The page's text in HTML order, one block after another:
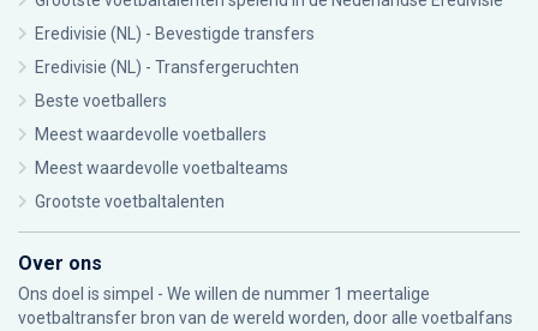
Eredivisie (NL) - Bevestigde transfers
Eredivisie (NL) - Transfergeruchten
Beste voetballers
Meest waardevolle voetballers
Meest waardevolle voetbalteams
Grootste voetbaltalenten
Over ons
Ons doel is simpel - We willen de nummer 1 meertalige
voetbaltransfer bron van de wereld worden, door alle voetbalfans